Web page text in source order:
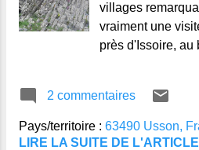
villages
vraiment une
près d'Issoire, au
aujourd'hui
un peu malgré
France,
2 commentaires
Pays/territoire : 63490 Usson,
LIRE LA SUITE DE